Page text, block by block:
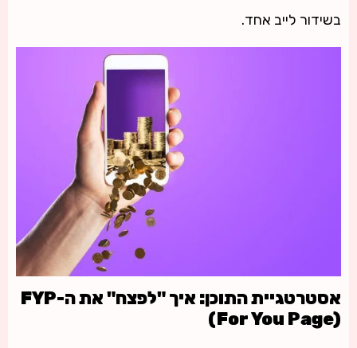
בשידור לייב אחד.
אסטרטגיית התוכן: איך "לפצח" את ה-FYP
(For You Page)